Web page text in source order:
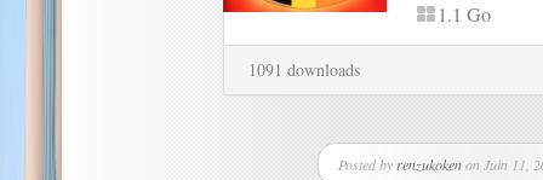
1.1 Go
1091 downloads
Posted by renzukokenon Juin 11,